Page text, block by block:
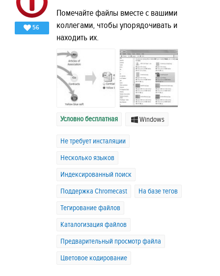
56
Помечайте файлы вместе с вашими
коллегами, чтобы упорядочивать и
находить их.
Условно бесплатная Windows
Не требует инсталяции
Несколько языков
Индексированный поиск
Поддержка Chromecast
На базе тегов
Тегирование файлов
Каталогизация файлов
Предварительный просмотр файла
Цветовое кодирование